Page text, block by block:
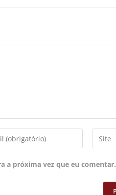
a próxima vez que eu comentar.